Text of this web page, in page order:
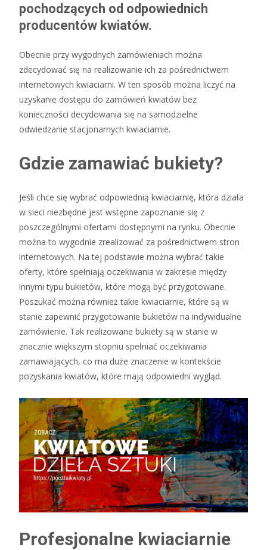
pochodzących od odpowiednich
producentów kwiatów.
Obecnie przy wygodnych zamówieniach można
zdecydować się na realizowanie ich za pośrednictwem
internetowych kwiaciarni. W ten sposób można liczyć na
uzyskanie dostępu do zamówień kwiatów bez
konieczności decydowania się na samodzielne
odwiedzanie stacjonarnych kwiaciarnie.
Gdzie zamawiać bukiety?
Jeśli chce się wybrać odpowiednią kwiaciarnię, która działa
w sieci niezbędne jest wstępne zapoznanie się z
poszczególnymi ofertami dostępnymi na rynku. Obecnie
można to wygodnie zrealizować za pośrednictwem stron
internetowych. Na tej podstawie można wybrać takie
oferty, które spełniają oczekiwania w zakresie między
innymi typu bukietów, które mogą być przygotowane.
Poszukać można również takie kwiaciarnie, które są w
stanie zapewnić przygotowanie bukietów na indywidualne
zamówienie. Tak realizowane bukiety są w stanie w
znacznie większym stopniu spełniać oczekiwania
zamawiających, co ma duże znaczenie w kontekście
pozyskania kwiatów, które mają odpowiedni wygląd.
Profesjonalne kwiaciarnie